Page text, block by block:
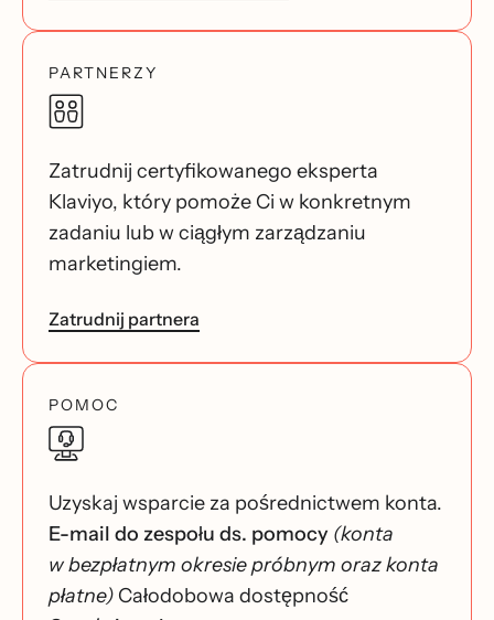
PARTNERZY
Zatrudnij certyfikowanego eksperta
Klaviyo, który pomoże Ci w konkretnym
zadaniu lub w ciągłym zarządzaniu
marketingiem.
Zatrudnij partnera
POMOC
Uzyskaj wsparcie za pośrednictwem konta.
E-mail do zespołu ds. pomocy (konta
w bezpłatnym okresie próbnym oraz konta
płatne) Całodobowa dostępność